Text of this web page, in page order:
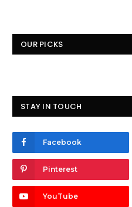
OUR PICKS
STAY IN TOUCH
Facebook
Pinterest
YouTube